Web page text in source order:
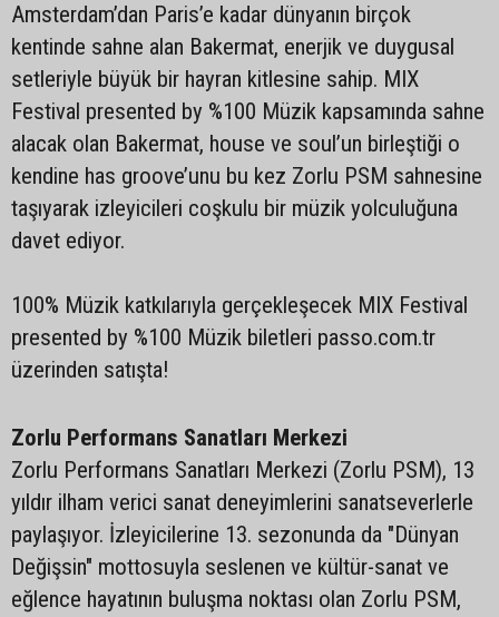
Amsterdam’dan Paris’e kadar dünyanın birçok
kentinde sahne alan Bakermat, enerjik ve duygusal
setleriyle büyük bir hayran kitlesine sahip. MIX
Festival presented by %100 Müzik kapsamında sahne
alacak olan Bakermat, house ve soul’un birleştiği o
kendine has groove’unu bu kez Zorlu PSM sahnesine
taşıyarak izleyicileri coşkulu bir müzik yolculuğuna
davet ediyor.
100% Müzik katkılarıyla gerçekleşecek MIX Festival
presented by %100 Müzik biletleri passo.com.tr
üzerinden satışta!
Zorlu Performans Sanatları Merkezi
Zorlu Performans Sanatları Merkezi (Zorlu PSM), 13
yıldır ilham verici sanat deneyimlerini sanatseverlerle
paylaşıyor. İzleyicilerine 13. sezonunda da "Dünyan
Değişsin" mottosuyla seslenen ve kültür-sanat ve
eğlence hayatının buluşma noktası olan Zorlu PSM,